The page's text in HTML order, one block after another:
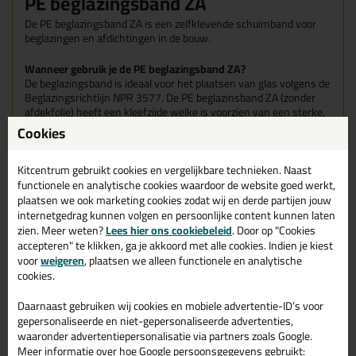
De PE beglazingsband ZA is een zelfklevende schuimband voor
beglazingen en afdichtingen in de bouw.
Wanneer gebruik je de PE beglazingsband ZA?
De beglazingsband is ideaal voor het plaatsen van glas volgens de
Beglazingsrichtlijn NPR 3577.De PE beglazinsband ZA (zonder
afdekfolie) heeft een kleefzijde welke is voorzien van een sterke,
maar toch milieuvriendelijke lijmlaag.
op de strip is een versterking, waardoor de band bij het afbreken
Als rugvulling voor een aan te brengen topseal bij het
plaatsen van enkel glas, isolatieglas en andere glassoorten
Als anti-kraakband tussen houten afwerklatten en
kunststof en metalen kozijnen
Als afdichting in scheidingswanden en luchtkanalen in de
machine en apparatenbouw
In standsdelen als isolatie in omkastingen en in de
automotive
Regelmatige celstructuur
Vlotte verwerkbaarheid
Geen waterabsorptie
Cookies
Kitcentrum gebruikt cookies en vergelijkbare technieken. Naast
functionele en analytische cookies waardoor de website goed werkt,
plaatsen we ook marketing cookies zodat wij en derde partijen jouw
internetgedrag kunnen volgen en persoonlijke content kunnen laten
zien. Meer weten?Lees hier ons cookiebeleid. Door op "Cookies
accepteren" te klikken, ga je akkoord met alle cookies. Indien je kiest
voorweigeren, plaatsen we alleen functionele en analytische
cookies.
Daarnaast gebruiken wij cookies en mobiele advertentie-ID’s voor
gepersonaliseerde en niet-gepersonaliseerde advertenties,
waaronder advertentiepersonalisatie via partners zoals Google.
Meer informatie over hoe Google persoonsgegevens gebruikt: